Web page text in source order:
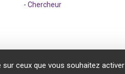
- Chercheur
ceux que vous souhaitez activer